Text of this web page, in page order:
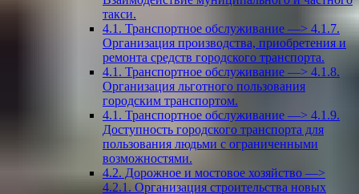
такси.
4.1. Транспортное обслуживание —> 4.1.7.
Организация производства, приобретения и
ремонта средств городского транспорта.
4.1. Транспортное обслуживание —> 4.1.8.
Организация льготного пользования
городским транспортом.
4.1. Транспортное обслуживание —> 4.1.9.
Доступность городского транспорта для
пользования людьми с ограниченными
возможностями.
4.2. Дорожное и мостовое хозяйство —>
4.2.1. Организация строительства новых